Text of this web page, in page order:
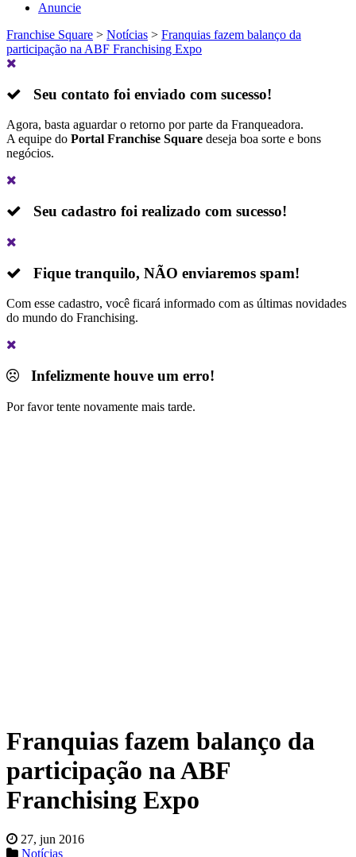
Anuncie
Franchise Square > Notícias > Franquias fazem balanço da
participação na ABF Franchising Expo
Seu contato foi enviado com sucesso!
Agora, basta aguardar o retorno por parte da Franqueadora.
A equipe do Portal Franchise Square deseja boa sorte e bons
negócios.
Seu cadastro foi realizado com sucesso!
Fique tranquilo, NÃO enviaremos spam!
Com esse cadastro, você ficará informado com as últimas novidades
do mundo do Franchising.
Infelizmente houve um erro!
Por favor tente novamente mais tarde.
Franquias fazem balanço da
participação na ABF
Franchising Expo
27, jun 2016
Notícias